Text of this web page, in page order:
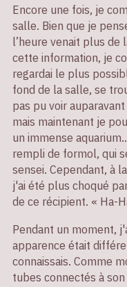
Encore une fois, je
salle. Bien que je
l’heure venait plus de
cette information, je
regardai le plus
fond de la salle, se
pas pu voir
mais maintenant je
un immense
rempli de formol, qui
sensei. Cependant, à
j'ai été plus choqué
de ce récipient. « Ha-
Pendant un moment,
apparence était
connaissais. Comme
tubes connectés à